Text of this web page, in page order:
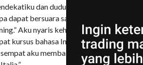
dan duduk tepat di hadapanku.
dapat bersuara sampai kudengar dia
Aku nyaris kehilangan semua vocabs
kursus bahasa Inggrisku. Kukuasai
aku membalas salamnya dia sudah